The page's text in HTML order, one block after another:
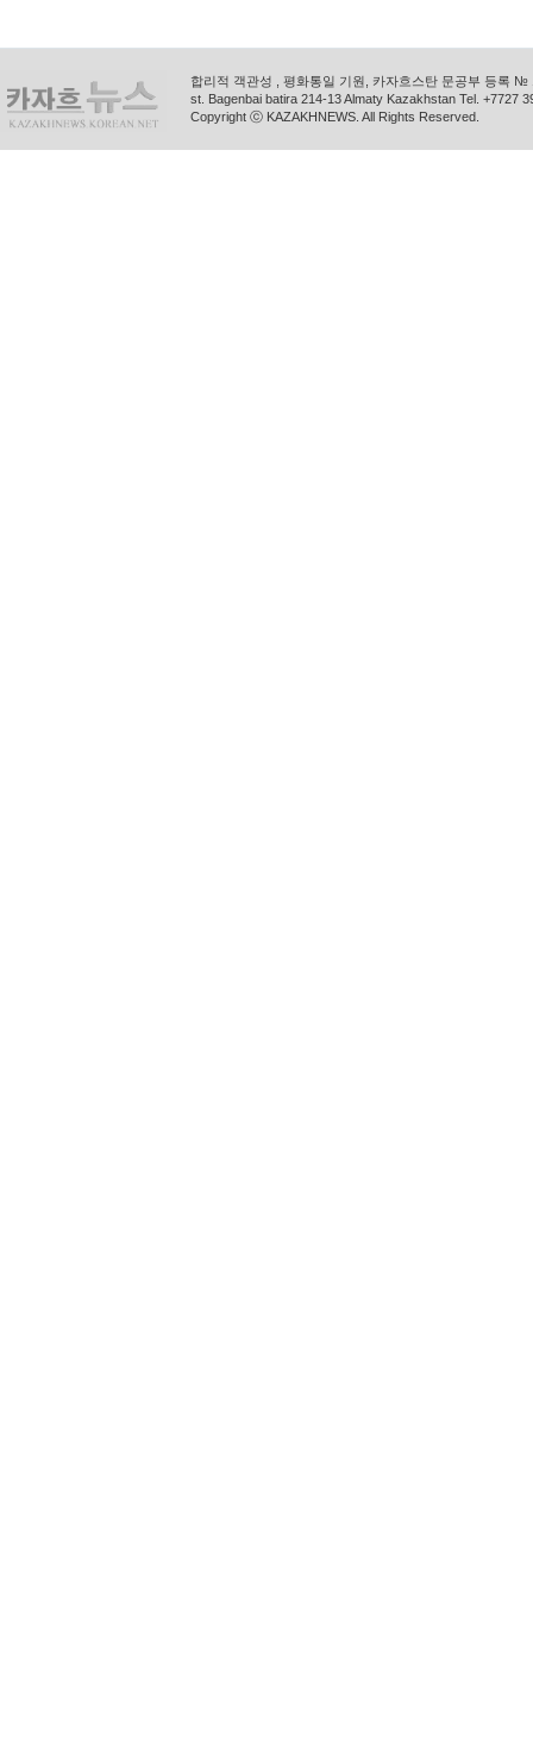
합리적 객관성 , 평화통일 기원, 카자흐스탄 문공부 등록
st. Bagenbai batira 214-13 Almaty Kazakhstan Tel. +7727
Copyright ⓒ KAZAKHNEWS. All Rights Reserved.